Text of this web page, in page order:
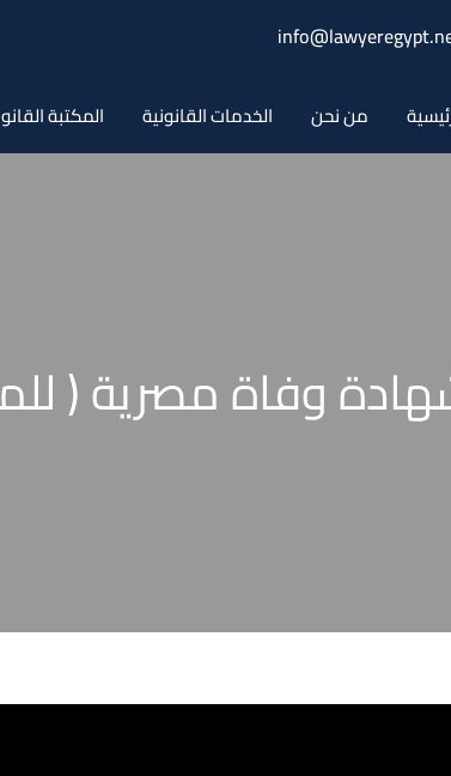
من نحن الخدمات القانونية المكتبة
وفاة مصرية (